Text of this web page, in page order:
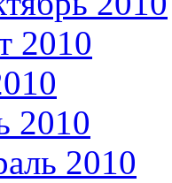
2010
2010
2010